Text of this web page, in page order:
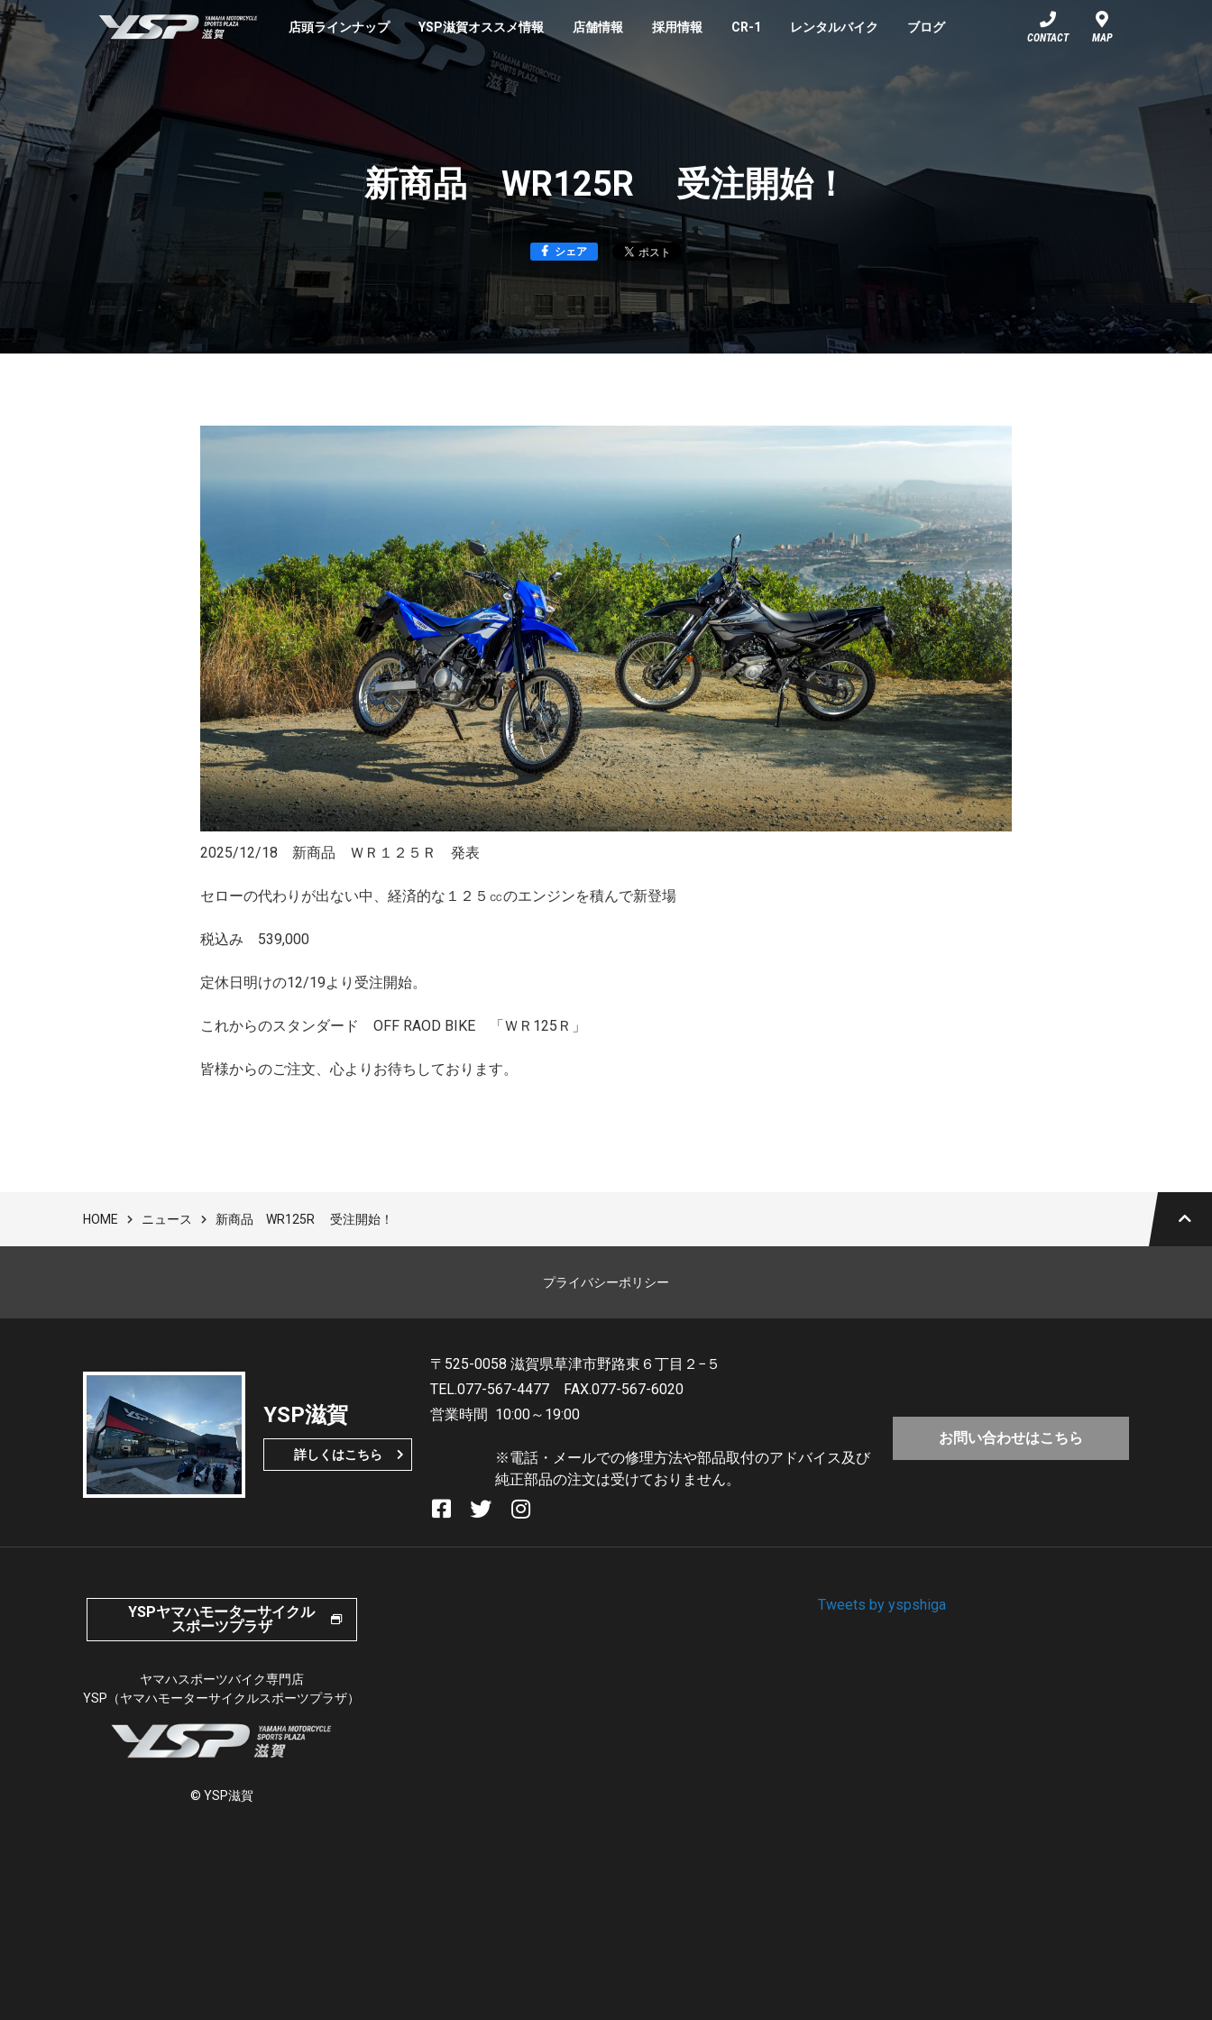
YSP滋賀店頭ラインナップ YSP滋賀オススメ情報 店舗情報 採用情報 CR-1 レンタルバイク ブログ
CONTACT MAP
新商品 WR125R 受注開始！
シェア
2025/12/18 新商品 ＷＲ１２５Ｒ 発表
セローの代わりが出ない中、経済的な１２５㏄のエンジンを積んで新登場
税込み 539,000
定休日明けの12/19より受注開始。
これからのスタンダード OFF RAOD BIKE 「ＷＲ125Ｒ」
皆様からのご注文、心よりお待ちしております。
HOME ニュース 新商品 WR125R 受注開始！
プライバシーポリシー
YSP滋賀
詳しくはこちら
〒525-0058 滋賀県草津市野路東６丁目２−５
TEL.077-567-4477
FAX.077-567-6020
営業時間 10:00～19:00
※電話・メールでの修理方法や部品取付のアドバイス及び
純正部品の注文は受けておりません。
お問い合わせはこちら
YSPヤマハモーターサイクル
スポーツプラザ
ヤマハスポーツバイク専門店
YSP（ヤマハモーターサイクルスポーツプラザ）
© YSP滋賀
Tweets by yspshiga